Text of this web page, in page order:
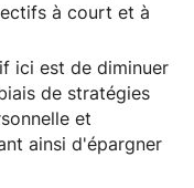
à court et à
ici est de diminuer
de stratégies
et
ainsi d'épargner